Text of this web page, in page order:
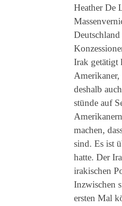
Heather De
Irak getätigt
Amerikaner,
deshalb
stünde auf
machen,
sind. Es ist
hatte. Der
irakischen
Inzwischen
ersten Mal